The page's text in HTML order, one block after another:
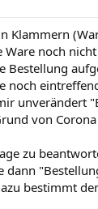
Klammern
Ware noch
Bestellung
noch
unverändert
von
zu
dann
bestimmt